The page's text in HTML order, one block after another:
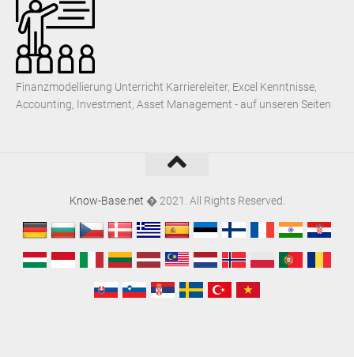
Finanzmodellierung Unterricht Karriereleiter, Excel Kenntnisse,
Accounting, Investment, Asset Management - auf unseren Seiten
Know-Base.net � 2021. All Rights Reserved.